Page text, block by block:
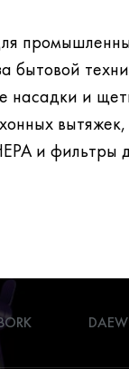
насадки и
и фильтры